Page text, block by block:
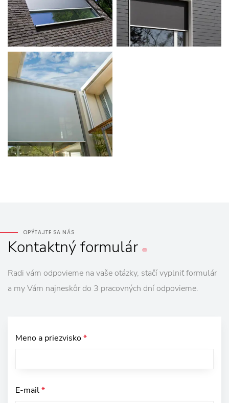
OPÝTAJTE SA NÁS
Kontaktnýformulár
Radi vám odpovieme na vaše otázky, stačí vyplniť formulár
a my Vám najneskôr do 3 pracovných dní odpovieme.
Meno a priezvisko*
E-mail*